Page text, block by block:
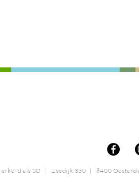
erkend als SO | Zeedijk 330 | 8400